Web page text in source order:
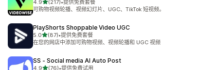
4.9星（满分 5 星）
(217)
总共 217 条评论
•提供免费套餐
可购物视频轮播、视频幻灯片、UGC、TikTok 短视频。
PlayShorts Shoppable Video UGC
5.0星（满分 5 星）
(87)
总共 87 条评论
•提供免费套餐
在您的网店中添加可购物视频、视频轮播和 UGC 视频
SS ‑ Social media AI Auto Post
4.9星（满分 5 星）
(76)•提供免费试用